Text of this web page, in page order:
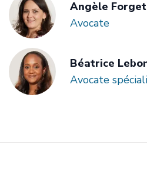
Angèle Forget
Avocate
Béatrice
Avocate